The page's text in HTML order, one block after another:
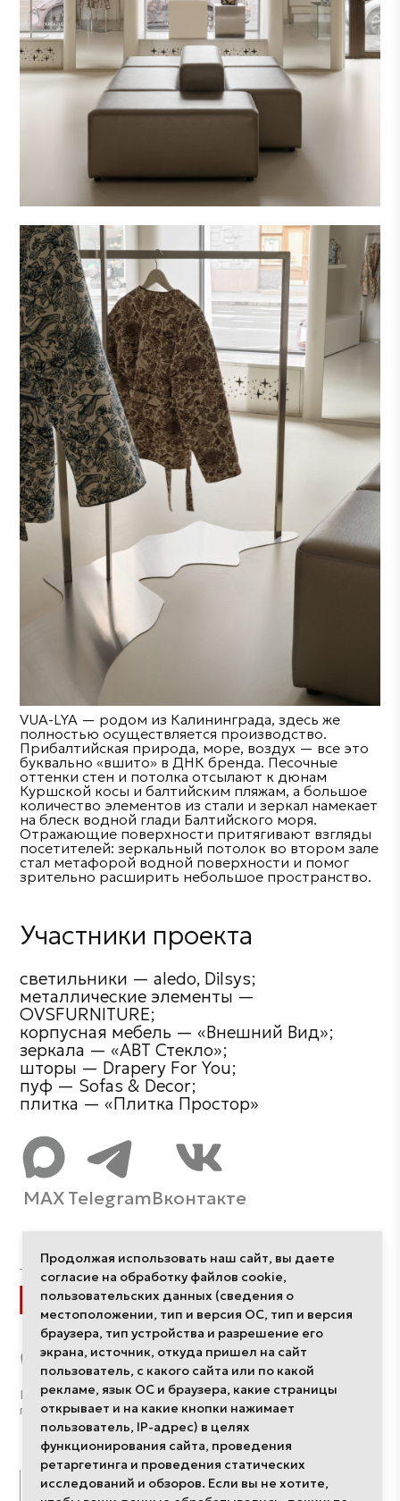
Продолжая использовать наш сайт, вы даете
согласие на обработку файлов cookie,
пользовательских данных (сведения о
местоположении, тип и версия ОС, тип и версия
браузера, тип устройства и разрешение его
экрана, источник, откуда пришел на сайт
пользователь, с какого сайта или по какой
рекламе, язык ОС и браузера, какие страницы
открывает и на какие кнопки нажимает
пользователь, IP-адрес) в целях
функционирования сайта, проведения
ретаргетинга и проведения статических
исследований и обзоров. Если вы не хотите,
VUA-LYA — родом из Калининграда, здесь же
полностью осуществляется производство.
Прибалтийская природа, море, воздух — все это
буквально «вшито» в ДНК бренда. Песочные
оттенки стен и потолка отсылают к дюнам
Куршской косы и балтийским пляжам, а большое
количество элементов из стали и зеркал намекает
на блеск водной глади Балтийского моря.
Отражающие поверхности притягивают взгляды
посетителей: зеркальный потолок во втором зале
стал метафорой водной поверхности и помог
зрительно расширить небольшое пространство.
Участники проекта
светильники — aledo, Dilsys;
металлические элементы —
OVSFURNITURE;
корпусная мебель — «Внешний Вид»;
зеркала — «АВТ Стекло»;
шторы — Drapery For You;
пуф — Sofas & Decor;
плитка — «Плитка Простор»
MAXTelegramВконтакте
Политика обработки
персональных данных
Разделы
Интерьеры
Компании
Дизайнеры
О редакции
Публикации Проекты